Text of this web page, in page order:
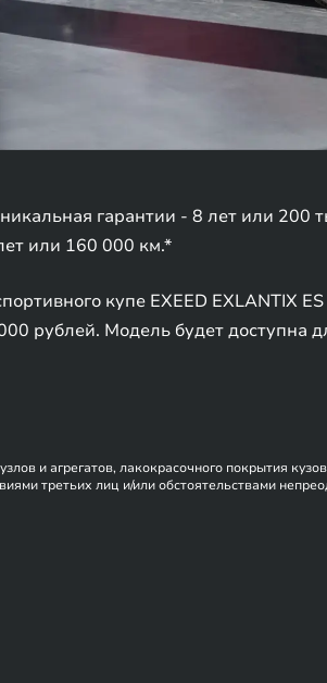
гарантии - 8 лет или 200
или 160 000 км.*
купе EXEED EXLANTIX
рублей. Модель будет доступна
и агрегатов, лакокрасочного покрытия
третьих лиц и/или обстоятельствами